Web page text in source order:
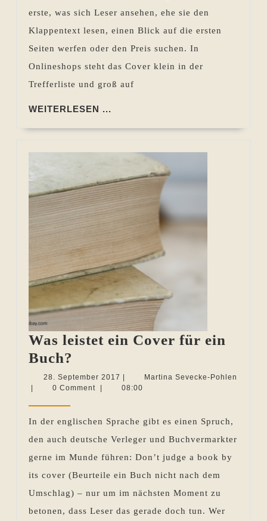
erste, was sich Leser ansehen, ehe sie den
Klappentext lesen, einen Blick auf die ersten
Seiten werfen oder den Preis suchen. In
Onlineshops steht das Cover klein in der
Trefferliste und groß auf
WEITERLESEN ...
Was leistet ein Cover für ein
Buch?
leistet
ein
für
ein
Buch?
28. September 2017 28.
September
Martina Sevecke-Pohlen
Martina
Pohlen
0 Comment 08:00
In der englischen Sprache gibt es einen Spruch,
den auch deutsche Verleger und Buchvermarkter
gerne im Munde führen: Don’t judge a book by
its cover (Beurteile ein Buch nicht nach dem
Umschlag) – nur um im nächsten Moment zu
betonen, dass Leser das gerade doch tun. Wer